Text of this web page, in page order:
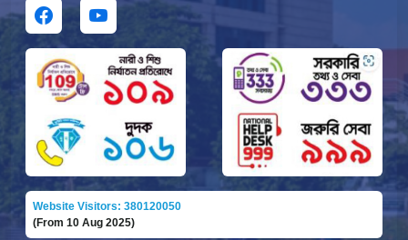
Website Visitors: 380120050
(From 10 Aug 2025)